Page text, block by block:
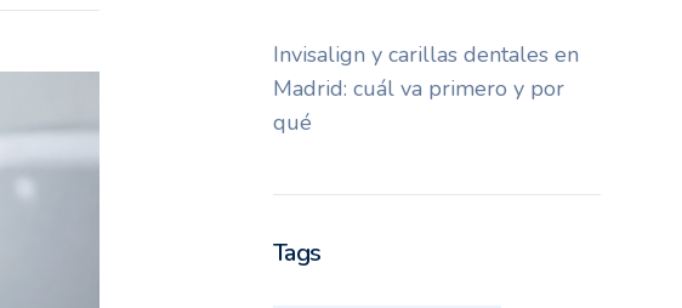
Invisalign y carillas dentales en
Madrid: cuál va primero y por
qué
Tags